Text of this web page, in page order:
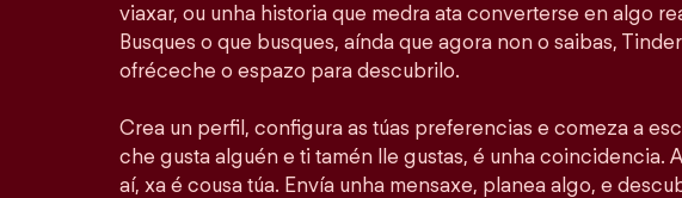
viaxar, ou unha historia que medra ata converterse en algo
Busques o que busques, aínda que agora non o saibas, Tinder
ofréceche o espazo para descubrilo.
Crea un perfil, configura as túas preferencias e comeza a
che gusta alguén e ti tamén lle gustas, é unha coincidencia.
aí, xa é cousa túa. Envía unha mensaxe, planea algo, e